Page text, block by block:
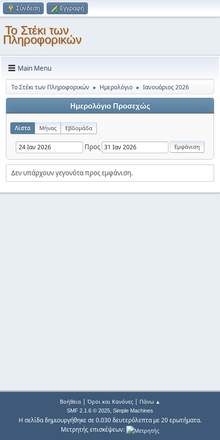
Σύνδεση Εγγραφή
Το Στέκι των
Πληροφορικών
Main Menu
Το Στέκι των Πληροφορικών ► Ημερολόγιο ► Ιανουάριος 2026
Ημερολόγιο Προσεχώς
Λίστα Μήνας Εβδομάδα
Προς
Δεν υπάρχουν γεγονότα προς εμφάνιση.
Βοήθεια| Όροι και Κανόνες| Πάνω ▲
SMF 2.1.6 © 2025, Simple Machines
Η σελίδα δημιουργήθηκε σε 0.030 δευτερόλεπτα με 20 ερωτήματα.
Μετρητής επισκέψεων: